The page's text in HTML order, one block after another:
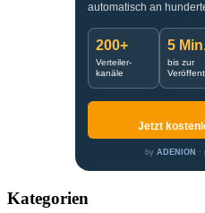
automatisch an
200+
Verteiler-
kanäle
5
bis zur
Jetzt
by ADENION
Kategorien